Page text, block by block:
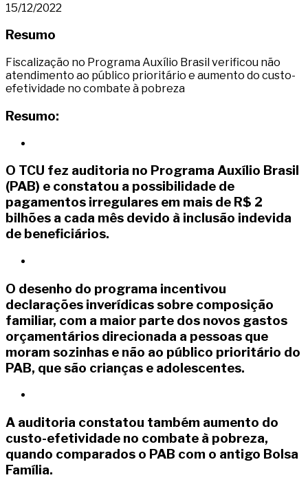
15/12/2022
Resumo
Fiscalização no Programa Auxílio Brasil verificou não
atendimento ao público prioritário e aumento do custo-
efetividade no combate à pobreza
Resumo:
O TCU fez auditoria no Programa Auxílio Brasil
(PAB) e constatou a possibilidade de
pagamentos irregulares em mais de R$ 2
bilhões a cada mês devido à inclusão indevida
de beneficiários.
O desenho do programa incentivou
declarações inverídicas sobre composição
familiar, com a maior parte dos novos gastos
orçamentários direcionada a pessoas que
moram sozinhas e não ao público prioritário do
PAB, que são crianças e adolescentes.
A auditoria constatou também aumento do
custo-efetividade no combate à pobreza,
quando comparados o PAB com o antigo Bolsa
Família.